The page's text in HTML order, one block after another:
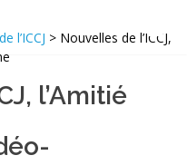
l’ICCJ > Nouvelles de l’ICCJ,
l’Amitié